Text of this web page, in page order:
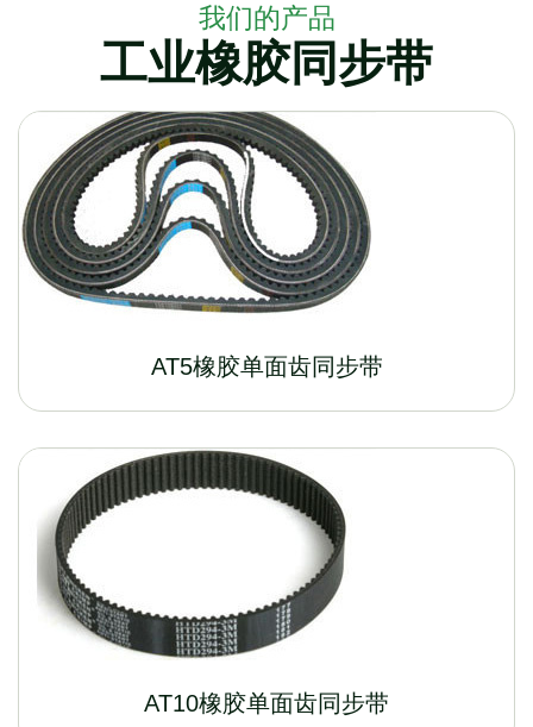
我们的产品
工业橡胶同步带
AT5橡胶单面齿同步带
AT10橡胶单面齿同步带